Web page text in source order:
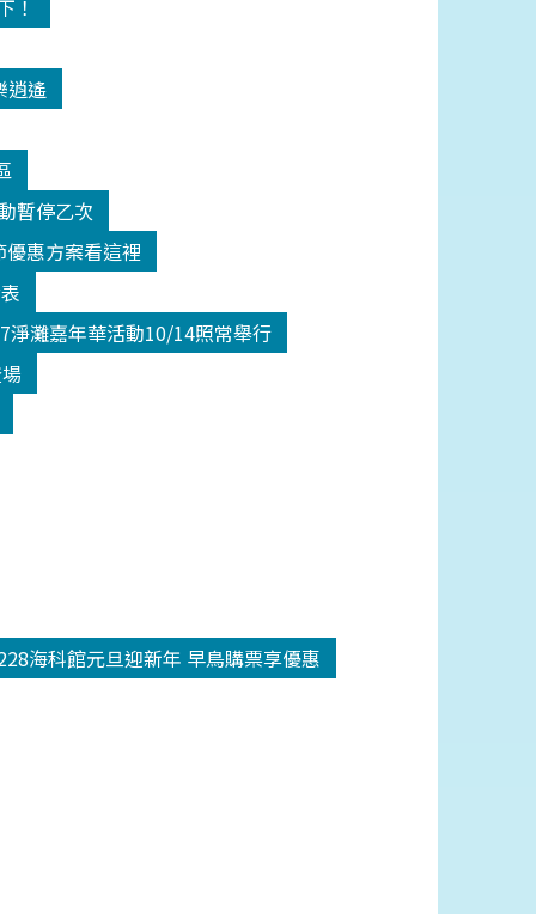
！
逍遙
暫停乙次
惠方案看這裡
淨灘嘉年華活動10/14照常舉行
海科館元旦迎新年 早鳥購票享優惠